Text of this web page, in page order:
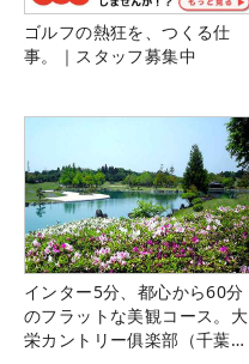
ゴルフの熱狂を、つくる仕
事。｜スタッフ募集中
インター5分、都心から60分
のフラットな美観コース。大
栄カントリー俱楽部（千葉